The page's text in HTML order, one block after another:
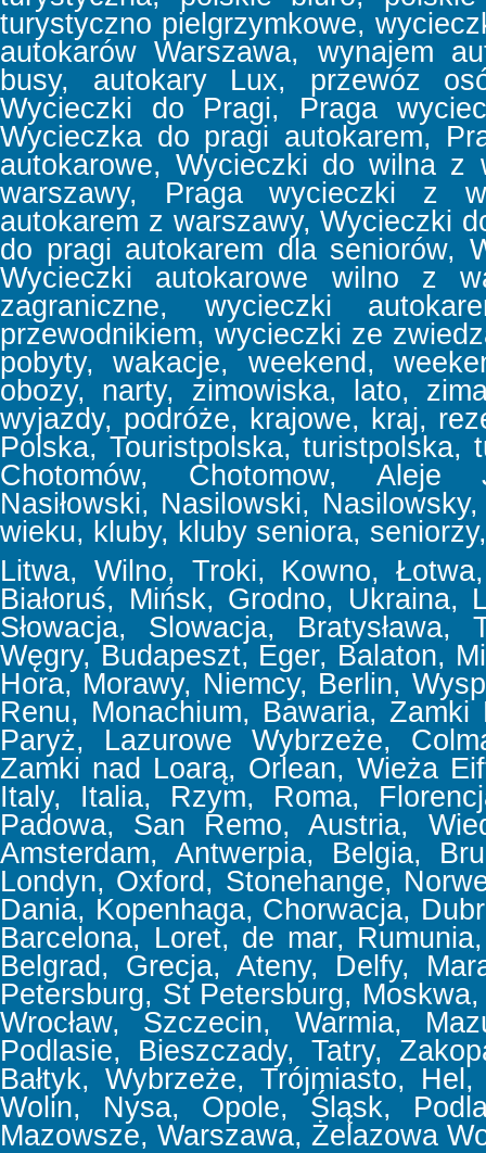
turystyczno pielgrzymkowe,
autokarów Warszawa, wynajem
busy, autokary Lux, przewóz
Wycieczki do Pragi, Praga
Wycieczka do pragi autokarem,
autokarowe, Wycieczki do wilna z
warszawy, Praga wycieczki z
autokarem z warszawy, Wycieczki
do pragi autokarem dla seniorów,
Wycieczki autokarowe wilno z
zagraniczne, wycieczki
przewodnikiem, wycieczki ze
pobyty, wakacje, weekend,
obozy, narty, zimowiska, lato,
wyjazdy, podróże, krajowe, kraj,
Polska, Touristpolska,
Chotomów, Chotomow, Aleje
Nasiłowski, Nasilowski,
wieku, kluby, kluby seniora,
Litwa, Wilno, Troki, Kowno,
Białoruś, Mińsk, Grodno, Ukraina,
Słowacja, Slowacja, Bratysława,
Węgry, Budapeszt, Eger, Balaton,
Hora, Morawy, Niemcy, Berlin,
Renu, Monachium, Bawaria,
Paryż, Lazurowe Wybrzeże,
Zamki nad Loarą, Orlean, Wieża
Italy, Italia, Rzym, Roma,
Padowa, San Remo, Austria,
Amsterdam, Antwerpia, Belgia,
Londyn, Oxford, Stonehange,
Dania, Kopenhaga, Chorwacja,
Barcelona, Loret, de mar,
Belgrad, Grecja, Ateny, Delfy,
Petersburg, St Petersburg,
Wrocław, Szczecin, Warmia,
Podlasie, Bieszczady, Tatry,
Bałtyk, Wybrzeże, Trójmiasto,
Wolin, Nysa, Opole, Śląsk,
Mazowsze, Warszawa, Żelazowa